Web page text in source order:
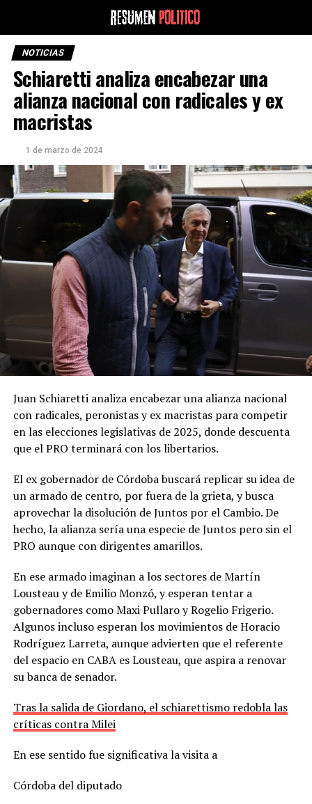
NOTICIAS
Schiaretti analiza encabezar una
alianza nacional con radicales y ex
macristas
1 de marzo de 2024
Juan Schiaretti analiza encabezar una alianza nacional
con radicales, peronistas y ex macristas para competir
en las elecciones legislativas de 2025, donde descuenta
que el PRO terminará con los libertarios.
El ex gobernador de Córdoba buscará replicar su idea de
un armado de centro, por fuera de la grieta, y busca
aprovechar la disolución de Juntos por el Cambio. De
hecho, la alianza sería una especie de Juntos pero sin el
PRO aunque con dirigentes amarillos.
En ese armado imaginan a los sectores de Martín
Lousteau y de Emilio Monzó, y esperan tentar a
gobernadores como Maxi Pullaro y Rogelio Frigerio.
Algunos incluso esperan los movimientos de Horacio
Rodríguez Larreta, aunque advierten que el referente
del espacio en CABA es Lousteau, que aspira a renovar
su banca de senador.
Tras la salida de Giordano, el schiarettismo redobla las
críticas contra Milei
En ese sentido fue significativa la visita a
Córdoba del diputado